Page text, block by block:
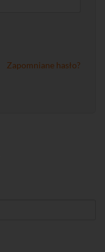
Zapomniane hasło?